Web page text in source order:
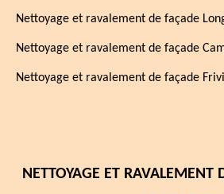
Nettoyage et ravalement de façade
Nettoyage et ravalement de façade
Nettoyage et ravalement de façade
NETTOYAGE ET RAVALEMENT